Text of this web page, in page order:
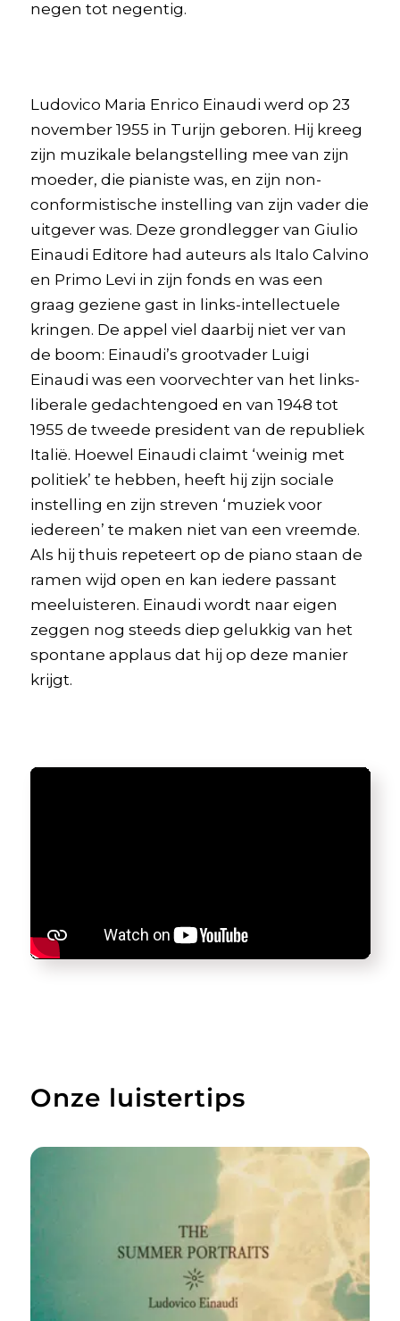
negen tot negentig.
Ludovico Maria Enrico Einaudi werd op 23
november 1955 in Turijn geboren. Hij kreeg
zijn muzikale belangstelling mee van zijn
moeder, die pianiste was, en zijn non-
conformistische instelling van zijn vader die
uitgever was. Deze grondlegger van Giulio
Einaudi Editore had auteurs als Italo Calvino
en Primo Levi in zijn fonds en was een
graag geziene gast in links-intellectuele
kringen. De appel viel daarbij niet ver van
de boom: Einaudi’s grootvader Luigi
Einaudi was een voorvechter van het links-
liberale gedachtengoed en van 1948 tot
1955 de tweede president van de republiek
Italië. Hoewel Einaudi claimt ‘weinig met
politiek’ te hebben, heeft hij zijn sociale
instelling en zijn streven ‘muziek voor
iedereen’ te maken niet van een vreemde.
Als hij thuis repeteert op de piano staan de
ramen wijd open en kan iedere passant
meeluisteren. Einaudi wordt naar eigen
zeggen nog steeds diep gelukkig van het
spontane applaus dat hij op deze manier
krijgt.
Onze luistertips